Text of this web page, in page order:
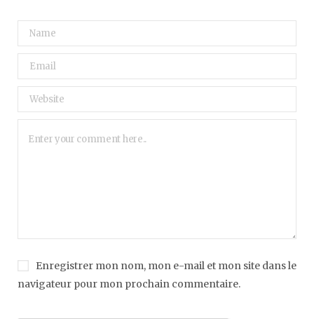
Enregistrer mon nom, mon e-mail et mon site dans le
navigateur pour mon prochain commentaire.